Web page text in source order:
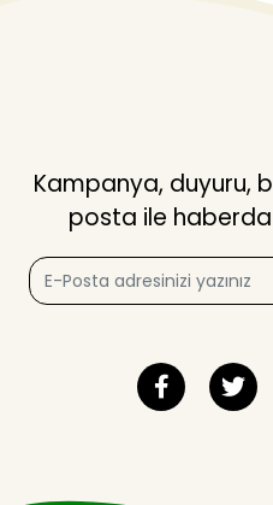
Kampanya, duyuru,
posta ile